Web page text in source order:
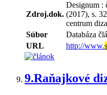
Zdroj.dok.
Designum :
(2017), s.
centrum
Súbor
Databáza
URL
http://www.
9.Raňajkové